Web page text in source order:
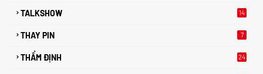
TALKSHOW 14
THAY PIN 7
THẨM ĐỊNH 24